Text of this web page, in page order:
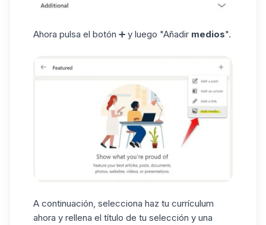
Ahora pulsa el botón ➕ y luego "Añadir medios".
A continuación, selecciona haz tu currículum
ahora y rellena el título de tu selección y una